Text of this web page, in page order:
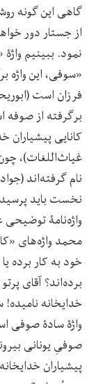
گاهی این گونه
از جستار دور
نمود. ببینیم
فرزان است
برگرفته از صوفه
کانایی پیشیاران
غیاث‌اللغات)،
نام گرفته‌اند
نخست باید
واژه‌نامۀ توضیحی
محمد واژه‌های
خود به کار برده
برده‌اند؟ آقای
خدایخانه
واژۀ سادۀ صوفی
صوفیِ یونانی
پیشیاران